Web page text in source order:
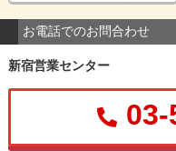
お電話でのお問合わせ
新宿営業センター
03-